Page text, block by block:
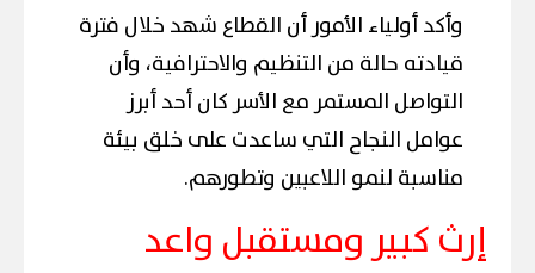
وأكد أولياء الأمور أن القطاع شهد خلال فترة
قيادته حالة من التنظيم والاحترافية، وأن
التواصل المستمر مع الأسر كان أحد أبرز
عوامل النجاح التي ساعدت على خلق بيئة
مناسبة لنمو اللاعبين وتطورهم.
إرث كبير ومستقبل واعد